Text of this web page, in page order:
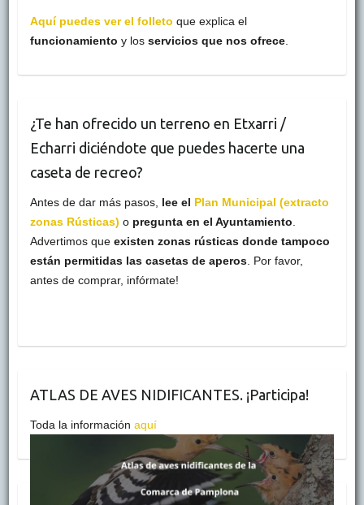
Aquí puedes ver el folleto que explica el
funcionamiento y los servicios que nos ofrece.
¿Te han ofrecido un terreno en Etxarri /
Echarri diciéndote que puedes hacerte una
caseta de recreo?
Antes de dar más pasos, lee el Plan Municipal (extracto
zonas Rústicas) o pregunta en el Ayuntamiento
Advertimos que existen zonas rústicas donde tampoco
están permitidas las casetas de aperos. Por favor,
antes de comprar, infórmate!
ATLAS DE AVES NIDIFICANTES. ¡Participa!
Toda la información aquí